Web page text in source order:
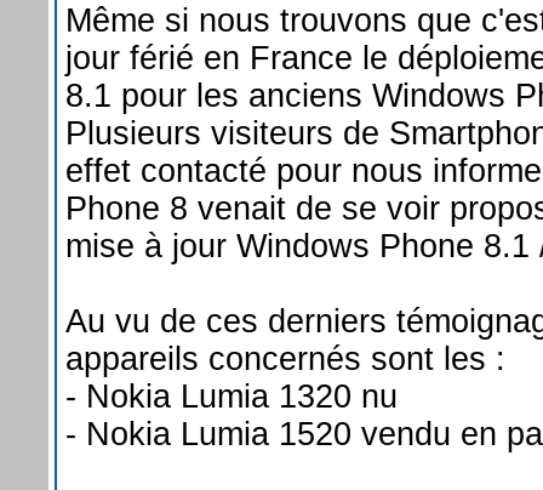
Même si nous trouvons que
jour férié en France le
8.1 pour les anciens Windows
Plusieurs visiteurs de
effet contacté pour nous
Phone 8 venait de se voir
mise à jour Windows Phone 8.1
Au vu de ces derniers
appareils concernés sont les :
- Nokia Lumia 1320 nu
- Nokia Lumia 1520 vendu en